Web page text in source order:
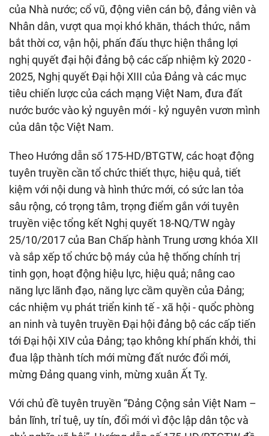
của Nhà nước; cổ vũ, động viên cán bộ, đảng viên và
Nhân dân, vượt qua mọi khó khăn, thách thức, nắm
bắt thời cơ, vận hội, phấn đấu thực hiện thắng lợi
nghị quyết đại hội đảng bộ các cấp nhiệm kỳ 2020 -
2025, Nghị quyết Đại hội XIII của Đảng và các mục
tiêu chiến lược của cách mạng Việt Nam, đưa đất
nước bước vào kỷ nguyên mới - kỷ nguyên vươn mình
của dân tộc Việt Nam.
Theo Hướng dẫn số 175-HD/BTGTW, các hoạt động
tuyên truyền cần tổ chức thiết thực, hiệu quả, tiết
kiệm với nội dung và hình thức mới, có sức lan tỏa
sâu rộng, có trọng tâm, trọng điểm gắn với tuyên
truyền việc tổng kết Nghị quyết 18-NQ/TW ngày
25/10/2017 của Ban Chấp hành Trung ương khóa XII
và sắp xếp tổ chức bộ máy của hệ thống chính trị
tinh gọn, hoạt động hiệu lực, hiệu quả; nâng cao
năng lực lãnh đạo, năng lực cầm quyền của Đảng;
các nhiệm vụ phát triển kinh tế - xã hội - quổc phòng
an ninh và tuyên truyền Đại hội đảng bộ các cấp tiến
tới Đại hội XIV của Đảng; tạo không khí phấn khởi, thi
đua lập thành tích mới mừng đất nước đổi mới,
mừng Đảng quang vinh, mừng xuân Ất Tỵ.
Với chủ đề tuyên truyền “Đảng Cộng sản Việt Nam –
bản lĩnh, trỉ tuệ, uy tín, đổi mới vì độc lập dân tộc và